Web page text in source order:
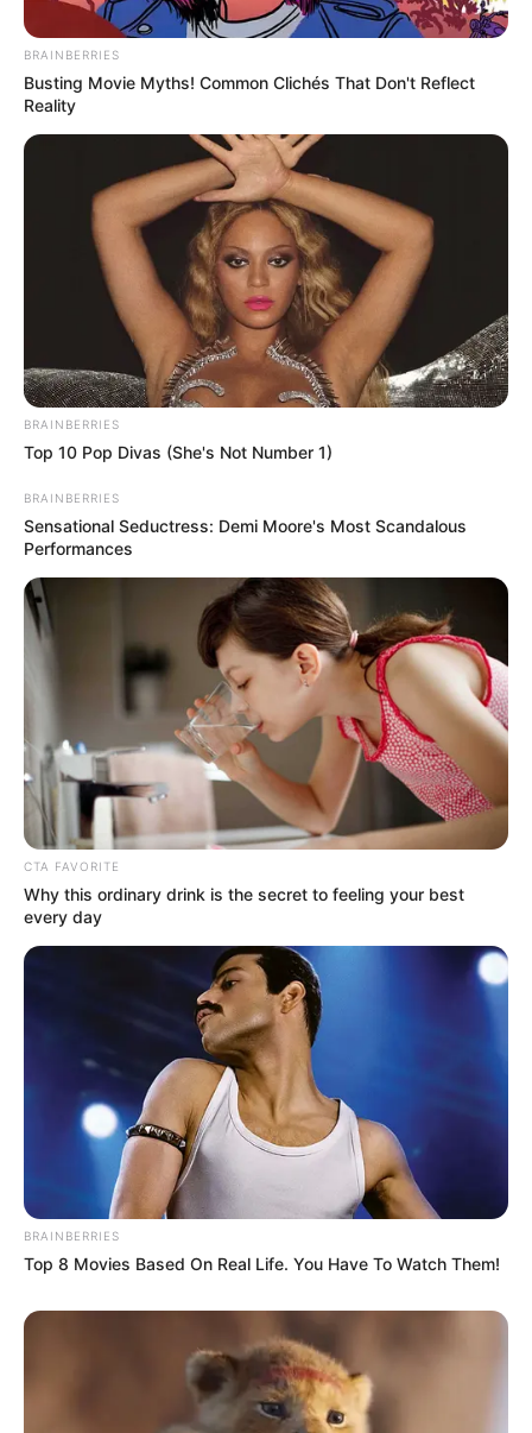
ΤΑΥΤΟΤΗΤΑ ΚΑΙ ΕΠΙΚΟΙΝΩΝΙΑ ΟΡΟΙ ΧΡΗΣΗΣ
© 2025 EVIANEWS του Γιώργου Κουτσελίνη
BRAINBERRIES
Busting Movie Myths! Common Clichés That Don't Reflect
Reality
BRAINBERRIES
Top 10 Pop Divas (She's Not Number 1)
BRAINBERRIES
Sensational Seductress: Demi Moore's Most Scandalous
Performances
CTA FAVORITE
Why this ordinary drink is the secret to feeling your best
every day
BRAINBERRIES
Top 8 Movies Based On Real Life. You Have To Watch Them!